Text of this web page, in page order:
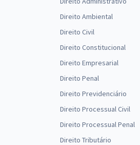
Direito Ambiental
Direito Civil
Direito Constitucional
Direito Empresarial
Direito Penal
Direito Previdenciário
Direito Processual Civil
Direito Processual Penal
Direito Tributário